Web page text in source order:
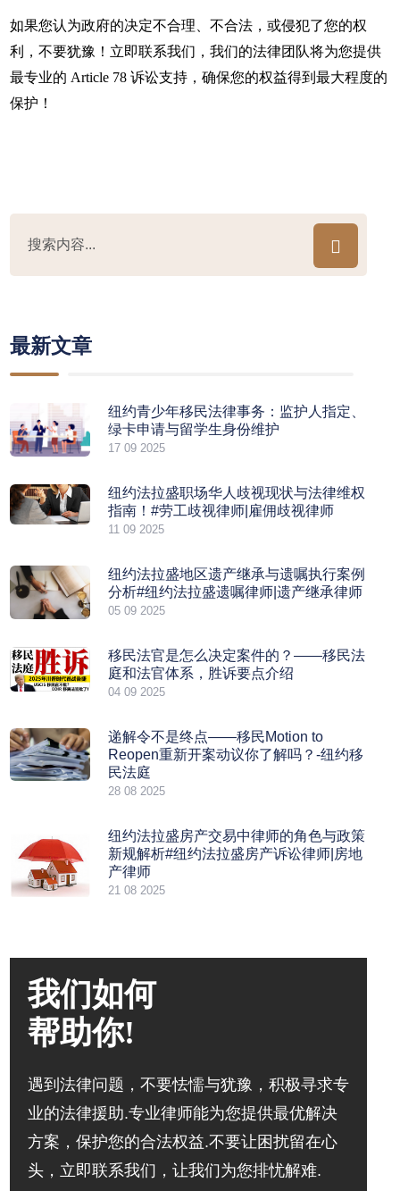
如果您认为政府的决定不合理、不合法，或侵犯了您的权
利，不要犹豫！立即联系我们，我们的法律团队将为您提供
最专业的 Article 78 诉讼支持，确保您的权益得到最大程度的
保护！
最新文章
纽约青少年移民法律事务：监护人指定、
绿卡申请与留学生身份维护
17 09 2025
纽约法拉盛职场华人歧视现状与法律维权
指南！#劳工歧视律师|雇佣歧视律师
11 09 2025
纽约法拉盛地区遗产继承与遗嘱执行案例
分析#纽约法拉盛遗嘱律师|遗产继承律师
05 09 2025
移民法官是怎么决定案件的？——移民法
庭和法官体系，胜诉要点介绍
04 09 2025
递解令不是终点——移民Motion to
Reopen重新开案动议你了解吗？-纽约移
民法庭
28 08 2025
纽约法拉盛房产交易中律师的角色与政策
新规解析#纽约法拉盛房产诉讼律师|房地
产律师
21 08 2025
我们如何
帮助你!
遇到法律问题，不要怯懦与犹豫，积极寻求专
业的法律援助.专业律师能为您提供最优解决
方案，保护您的合法权益.不要让困扰留在心
头，立即联系我们，让我们为您排忧解难.